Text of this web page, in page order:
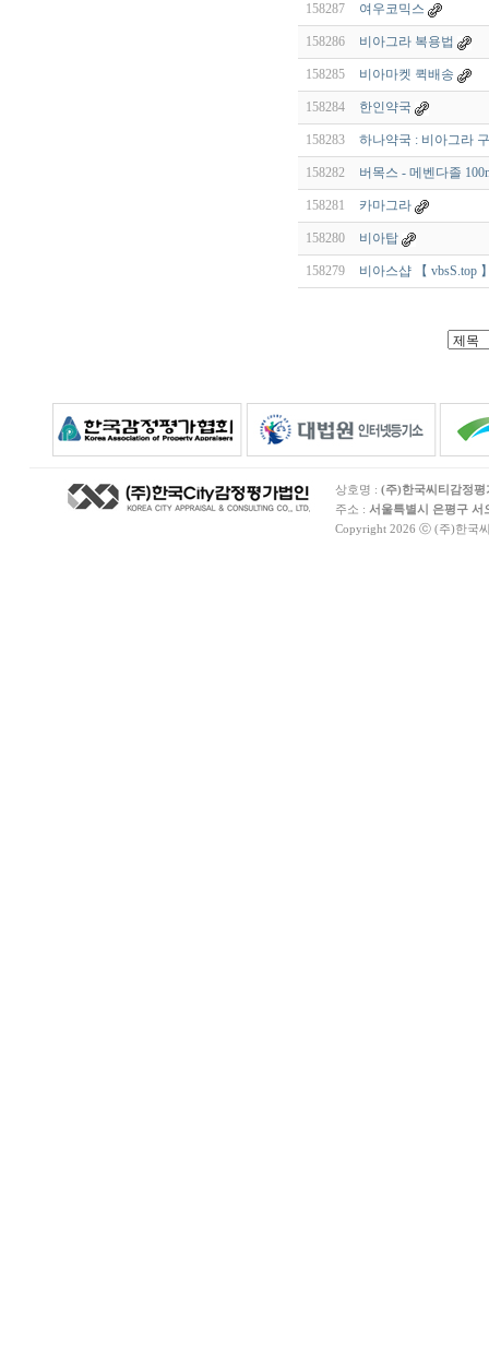
158287 여우코믹스
158286 비아그라 복용법
158285 비아마켓 퀵배송
158284 한인약국
158283 하나약국 : 비아그라
158282 버목스 - 메벤다졸
158281 카마그라
158280 비아탑
158279 비아스샵 【 vbsS.top
상호명 : (주)한국씨티감정평
주소 : 서울특별시 은평구 서
Copyright 2026 ⓒ (주)한국